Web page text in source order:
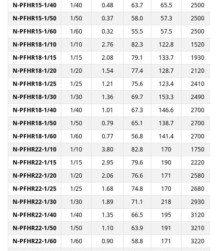
N-PFHR15-1/40
1/40 0.48 63.7 65.5
2500
N-PFHR15-1/50
1/50 0.37 58.0 57.3
2500
N-PFHR15-1/60
1/60 0.32 55.5 57.5
2500
N-PFHR18-1/10
1/10 2.76 82.3 122.8
1520
N-PFHR18-1/15
1/15 2.08 79.1 133.7
1930
N-PFHR18-1/20
1/20 1.54 77.4 128.7
2120
N-PFHR18-1/25
1/25 1.21 75.6 123.4
2410
N-PFHR18-1/30
1/30 1.36 69.7 153.3
2490
N-PFHR18-1/40
1/40 1.01 67.3 146.6
2700
N-PFHR18-1/50
1/50 0.79 65.1 138.7
2700
N-PFHR18-1/60
1/60 0.77 56.8 141.4
2700
N-PFHR22-1/10
1/10 3.80 82.8 170
1750
N-PFHR22-1/15
1/15 2.95 79.6 190
2220
N-PFHR22-1/20
1/20 2.06 76.6 171
2580
N-PFHR22-1/25
1/25 1.68 74.8 170
2680
N-PFHR22-1/30
1/30 1.89 71.1 218
2930
N-PFHR22-1/40
1/40 1.35 66.5 195
3120
N-PFHR22-1/50
1/50 1.10 63.9 191
3210
N-PFHR22-1/60
1/60 0.90 58.8 171
3220